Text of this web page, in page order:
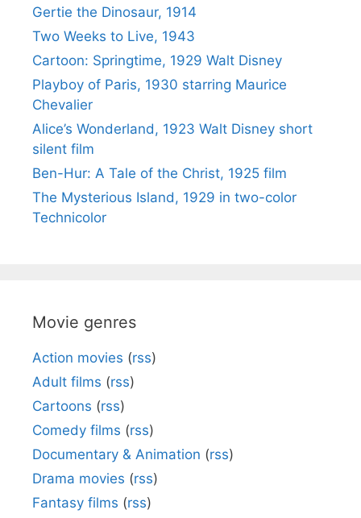
Gertie the Dinosaur, 1914
Two Weeks to Live, 1943
Cartoon: Springtime, 1929 Walt Disney
Playboy of Paris, 1930 starring Maurice
Chevalier
Alice’s Wonderland, 1923 Walt Disney short
silent film
Ben-Hur: A Tale of the Christ, 1925 film
The Mysterious Island, 1929 in two-color
Technicolor
Movie genres
Action movies (rss)
Adult films (rss)
Cartoons (rss)
Comedy films (rss)
Documentary & Animation (rss)
Drama movies (rss)
Fantasy films (rss)